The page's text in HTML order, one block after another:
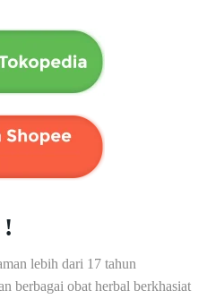
lebih dari 17 tahun
berbagai obat herbal berkhasiat